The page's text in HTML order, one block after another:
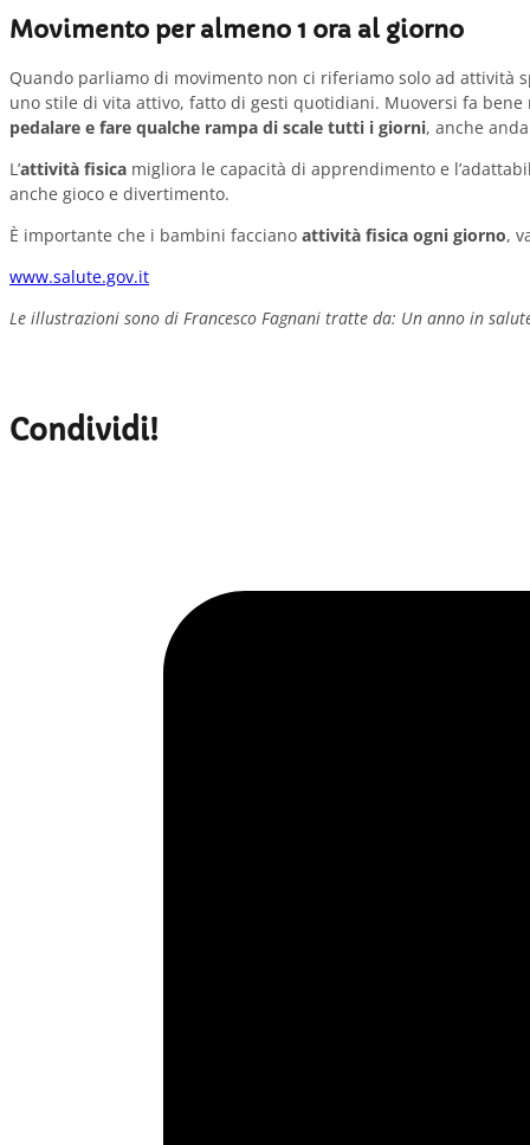
Movimento per almeno 1 ora al giorno
Quando parliamo di movimento non ci riferiamo solo ad attività
uno stile di vita attivo, fatto di gesti quotidiani. Muoversi fa
pedalare e fare qualche rampa di scale tutti i giorni, anche
L’attività fisica migliora le capacità di apprendimento e
anche gioco e divertimento.
È importante che i bambini facciano attività fisica ogni giorno,
www.salute.gov.it
Le illustrazioni sono di Francesco Fagnani tratte da: Un anno in
Condividi!